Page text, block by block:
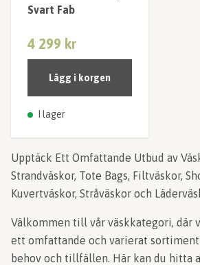
Svart Fab
4 299 kr
Lägg i korgen
I lager
Upptäck Ett Omfattande Utbud av
Strandväskor, Tote Bags, Filtväskor,
Kuvertväskor, Stråväskor och
Välkommen till vår väskkategori, där
ett omfattande och varierat
behov och tillfällen. Här kan du hitta